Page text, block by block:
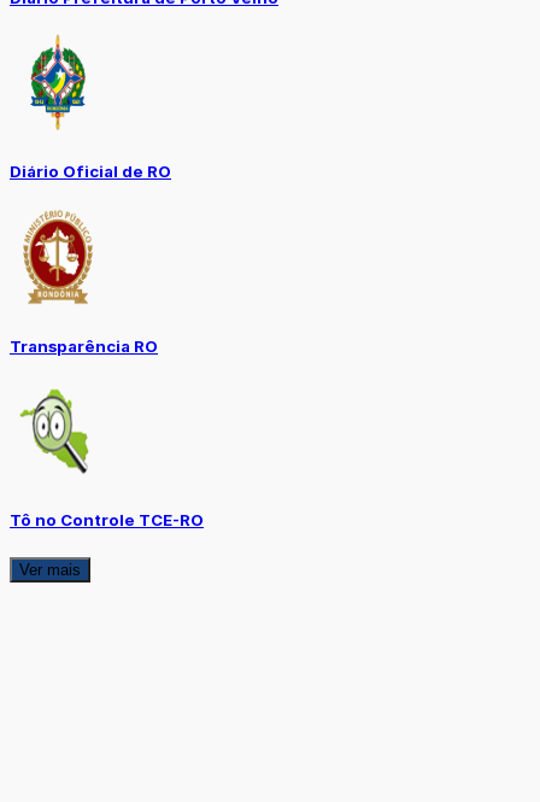
Diário Oficial de RO
Transparência RO
Tô no Controle TCE-RO
Ver mais